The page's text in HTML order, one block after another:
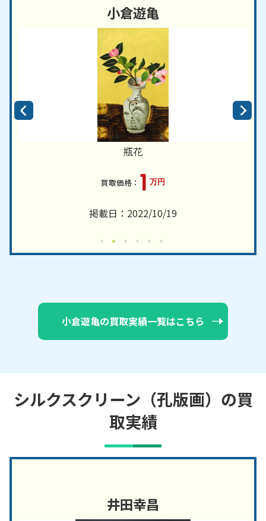
小倉遊亀
瓶花
1 万円
掲載日：2022/10/19
小倉遊亀の買取実績一覧はこちら
シルクスクリーン（孔版画）の買
取実績
井田幸昌